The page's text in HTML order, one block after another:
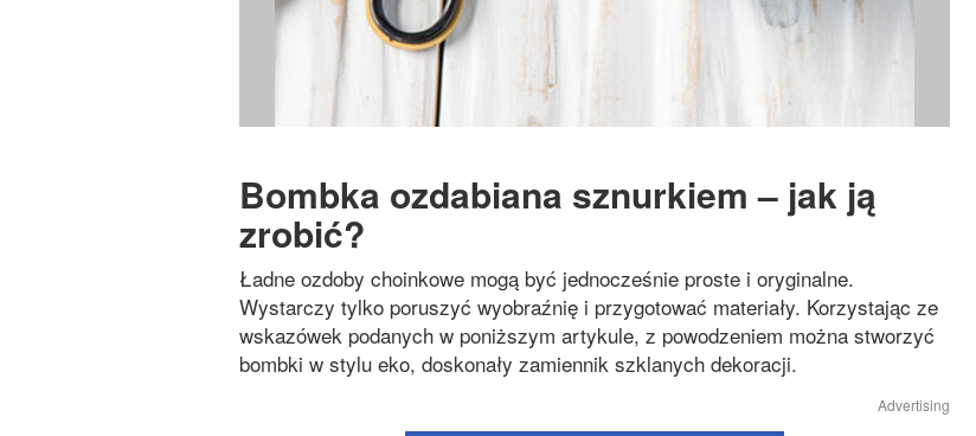
Bombka ozdabiana sznurkiem – jak ją
zrobić?
Ładne ozdoby choinkowe mogą być jednocześnie proste i oryginalne.
Wystarczy tylko poruszyć wyobraźnię i przygotować materiały. Korzystając ze
wskazówek podanych w poniższym artykule, z powodzeniem można stworzyć
bombki w stylu eko, doskonały zamiennik szklanych dekoracji.
Advertising